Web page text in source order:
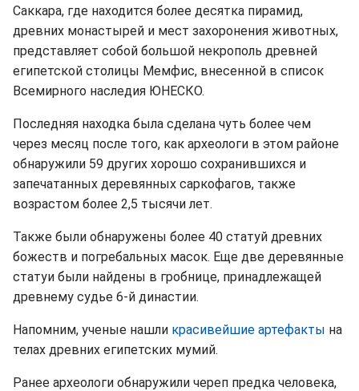
Саккара, где находится более десятка пирамид,
древних монастырей и мест захоронения животных,
представляет собой большой некрополь древней
египетской столицы Мемфис, внесенной в список
Всемирного наследия ЮНЕСКО.
Последняя находка была сделана чуть более чем
через месяц после того, как археологи в этом районе
обнаружили 59 других хорошо сохранившихся и
запечатанных деревянных саркофагов, также
возрастом более 2,5 тысячи лет.
Также были обнаружены более 40 статуй древних
божеств и погребальных масок. Еще две деревянные
статуи были найдены в гробнице, принадлежащей
древнему судье 6-й династии.
Напомним, ученые нашли красивейшие артефакты на
телах древних египетских мумий.
Ранее археологи обнаружили череп предка человека,